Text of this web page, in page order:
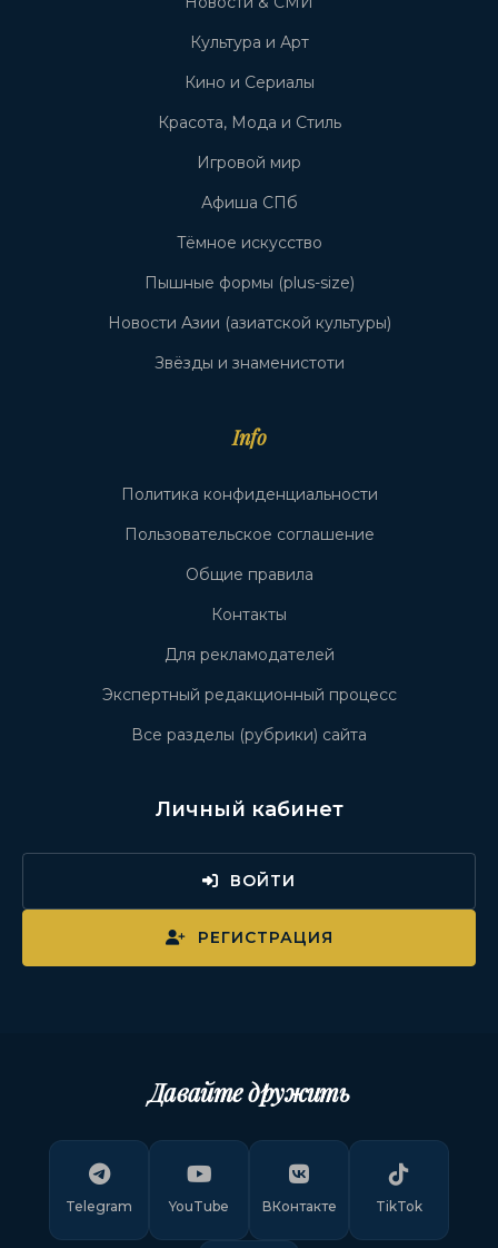
Культура и Арт
Кино и Сериалы
Красота, Мода и Стиль
Игровой мир
Афиша СПб
Тёмное искусство
Пышные формы (plus-size)
Новости Азии (азиатской культуры)
Звёзды и знаменистоти
Info
Политика конфиденциальности
Пользовательское соглашение
Общие правила
Контакты
Для рекламодателей
Экспертный редакционный процесс
Все разделы (рубрики) сайта
Личный кабинет
ВОЙТИ
РЕГИСТРАЦИЯ
Давайте дружить
Telegram YouTube ВКонтакте TikTok